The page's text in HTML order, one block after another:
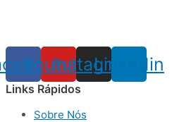
Youtube
InstagramLinkedin
Links Rápidos
Sobre Nós